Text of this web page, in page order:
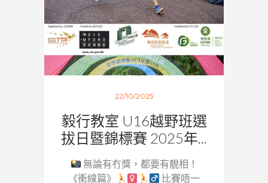
22/10/2025
毅行教室 U16越野班選
拔日暨錦標賽 2025年...
無論有冇獎，都要有靚相！
《衝線篇》
比賽唔一